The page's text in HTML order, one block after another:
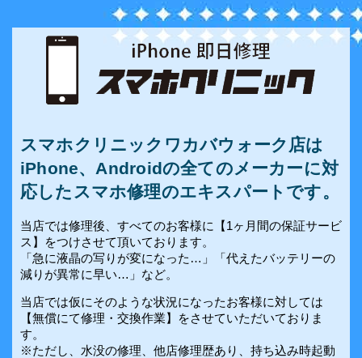
スマホクリニックワカバウォーク店は
iPhone、Androidの全てのメーカーに対
応したスマホ修理のエキスパートです。
当店では修理後、すべてのお客様に【1ヶ月間の保証サービ
ス】をつけさせて頂いております。
「急に液晶の写りが変になった…」「代えたバッテリーの
減りが異常に早い…」など。
当店では仮にそのような状況になったお客様に対しては
【無償にて修理・交換作業】をさせていただいておりま
す。
※ただし、水没の修理、他店修理歴あり、持ち込み時起動